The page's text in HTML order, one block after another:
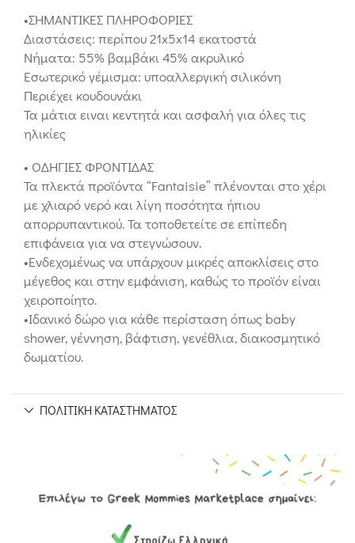
•ΣΗΜΑΝΤΙΚΕΣ ΠΛΗΡΟΦΟΡΙΕΣ
Διαστάσεις: περίπου 21x5x14 εκατοστά
Νήματα: 55% βαμβάκι 45% ακρυλικό
Εσωτερικό γέμισμα: υποαλλεργική σιλικόνη
Περιέχει κουδουνάκι
Τα μάτια ειναι κεντητά και ασφαλή για όλες τις
ηλικίες
• ΟΔΗΓΙΕΣ ΦΡΟΝΤΙΔΑΣ
Τα πλεκτά προϊόντα “Fantaisie” πλένονται στο χέρι
με χλιαρό νερό και λίγη ποσότητα ήπιου
απορρυπαντικού. Τα τοποθετείτε σε επίπεδη
επιφάνεια για να στεγνώσουν.
•Ενδεχομένως να υπάρχουν μικρές αποκλίσεις στο
μέγεθος και στην εμφάνιση, καθώς το προϊόν είναι
χειροποίητο.
•Ιδανικό δώρο για κάθε περίσταση όπως baby
shower, γέννηση, βάφτιση, γενέθλια, διακοσμητικό
δωματίου.
ΠΟΛΙΤΙΚΉ ΚΑΤΑΣΤΉΜΑΤΟΣ